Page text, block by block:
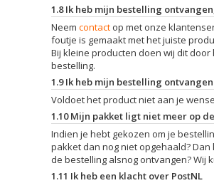
1.8 Ik heb mijn bestelling
Neem contact op met onze
foutje is gemaakt met het juiste
Bij kleine producten doen wij dit
bestelling.
1.9 Ik heb mijn bestelling
Voldoet het product niet aan je
1.10 Mijn pakket ligt niet meer op
Indien je hebt gekozen om je
pakket dan nog niet opgehaald?
de bestelling alsnog ontvangen? Wij
1.11 Ik heb een klacht over PostNL